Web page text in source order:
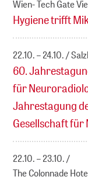
Wien- Tech Gate
Hygiene trifft
22.10. – 24.10.
60.
für
Jahrestagung
Gesellschaft für
22.10. – 23.10.
The Colonnade